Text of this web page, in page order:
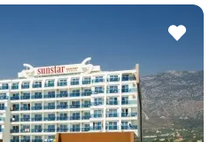
dodaj